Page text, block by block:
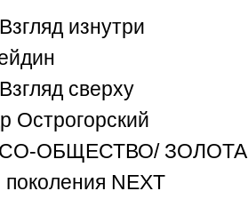
изнутри
сверху
Острогорский
СО-ОБЩЕСТВО/
NEXT